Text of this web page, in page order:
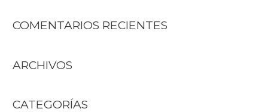
COMENTARIOS RECIENTES
ARCHIVOS
CATEGORÍAS